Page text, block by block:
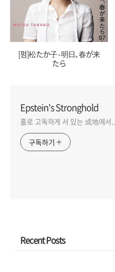
[펌]松たか子 - 明日､春が来
たら
Epstein's Stronghold
홀로 고독하게 서 있는 成地에서....
구독하기
Recent Posts